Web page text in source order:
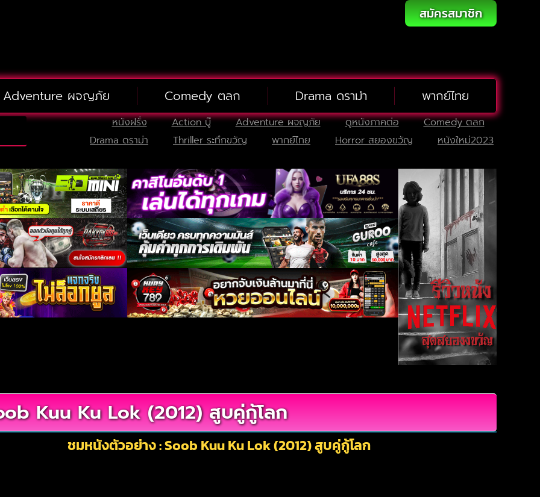
สมัครสมาชิก
Adventure ผจญภัย Comedy ตลก Drama ดราม่า พากย์ไทย
หนังฝรั่ง Action บู๊ Adventure ผจญภัย ดูหนังภาคต่อ
Comedy ตลก
Drama ดราม่า
Thriller ระทึกขวัญ พากย์ไทย Horror สยองขวัญ หนังใหม่2023
Kuu Ku Lok (2012) สูบคู่กู้โลก
ชมหนังตัวอย่าง : Soob Kuu Ku Lok (2012) สูบคู่กู้โลก